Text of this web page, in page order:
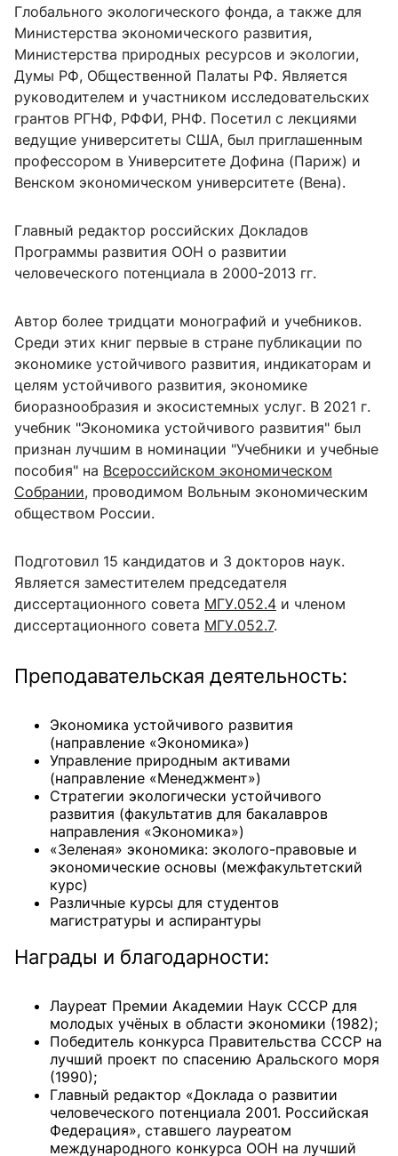
Глобального экологического фонда, а также для
Министерства экономического развития,
Министерства природных ресурсов и экологии,
Думы РФ, Общественной Палаты РФ. Является
руководителем и участником исследовательских
грантов РГНФ, РФФИ, РНФ. Посетил с лекциями
ведущие университеты США, был приглашенным
профессором в Университете Дофина (Париж) и
Венском экономическом университете (Вена).
Главный редактор российских Докладов
Программы развития ООН о развитии
человеческого потенциала в 2000-2013 гг.
Автор более тридцати монографий и учебников.
Среди этих книг первые в стране публикации по
экономике устойчивого развития, индикаторам и
целям устойчивого развития, экономике
биоразнообразия и экосистемных услуг. В 2021 г.
учебник "Экономика устойчивого развития" был
признан лучшим в номинации "Учебники и учебные
пособия" на Всероссийском экономическом
Собрании, проводимом Вольным экономическим
обществом России.
Подготовил 15 кандидатов и 3 докторов наук.
Является заместителем председателя
диссертационного совета МГУ.052.4 и членом
диссертационного совета МГУ.052.7.
Преподавательская деятельность:
Экономика устойчивого развития
(направление «Экономика»)
Управление природным активами
(направление «Менеджмент»)
Стратегии экологически устойчивого
развития (факультатив для бакалавров
направления «Экономика»)
«Зеленая» экономика: эколого-правовые и
экономические основы (межфакультетский
курс)
Различные курсы для студентов
магистратуры и аспирантуры
Награды и благодарности:
Лауреат Премии Академии Наук СССР для
молодых учёных в области экономики (1982);
Победитель конкурса Правительства СССР на
лучший проект по спасению Аральского моря
(1990);
Главный редактор «Доклада о развитии
человеческого потенциала 2001. Российская
Федерация», ставшего лауреатом
международного конкурса ООН на лучший